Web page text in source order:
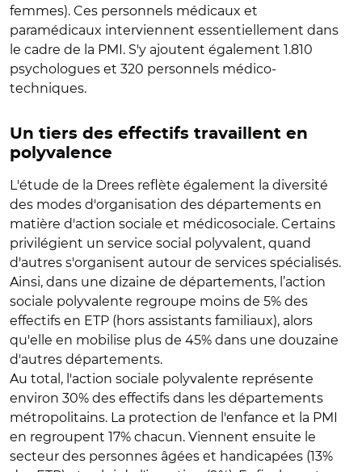
femmes). Ces personnels médicaux et
paramédicaux interviennent essentiellement dans
le cadre de la PMI. S'y ajoutent également 1.810
psychologues et 320 personnels médico-
techniques.
Un tiers des effectifs travaillent en
polyvalence
L'étude de la Drees reflète également la diversité
des modes d'organisation des départements en
matière d'action sociale et médicosociale. Certains
privilégient un service social polyvalent, quand
d'autres s'organisent autour de services spécialisés.
Ainsi, dans une dizaine de départements, l’action
sociale polyvalente regroupe moins de 5% des
effectifs en ETP (hors assistants familiaux), alors
qu'elle en mobilise plus de 45% dans une douzaine
d'autres départements.
Au total, l'action sociale polyvalente représente
environ 30% des effectifs dans les départements
métropolitains. La protection de l'enfance et la PMI
en regroupent 17% chacun. Viennent ensuite le
secteur des personnes âgées et handicapées (13%